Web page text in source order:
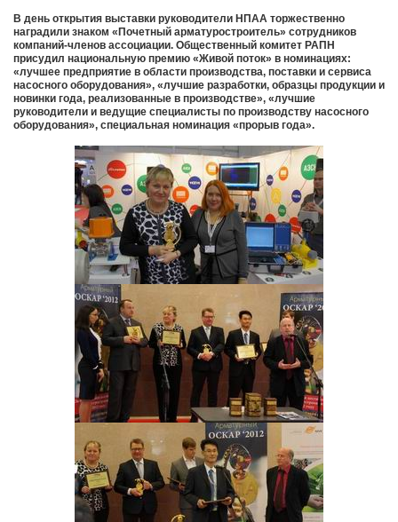
В день открытия выставки руководители НПАА торжественно
наградили знаком «Почетный арматуростроитель» сотрудников
компаний-членов ассоциации. Общественный комитет РАПН
присудил национальную премию «Живой поток» в номинациях:
«лучшее предприятие в области производства, поставки и сервиса
насосного оборудования», «лучшие разработки, образцы продукции и
новинки года, реализованные в производстве», «лучшие
руководители и ведущие специалисты по производству насосного
оборудования», специальная номинация «прорыв года».